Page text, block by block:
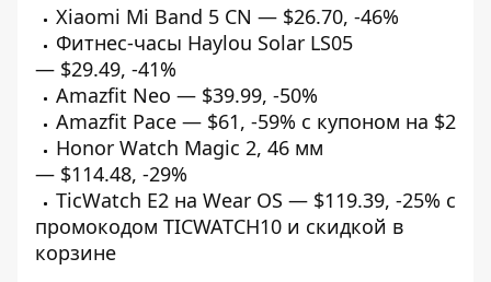
Xiaomi Mi Band 5 CN — $26.70, -46%
Фитнес-часы Haylou Solar LS05
— $29.49, -41%
Amazfit Neo — $39.99, -50%
Amazfit Pace — $61, -59% с купоном на $2
Honor Watch Magic 2, 46 мм
— $114.48, -29%
TicWatch E2 на Wear OS — $119.39, -25% с
промокодом TICWATCH10 и скидкой в
корзине